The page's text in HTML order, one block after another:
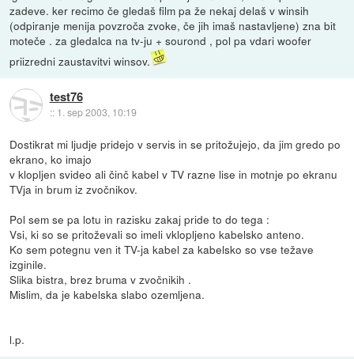
zadeve. ker recimo če gledaš film pa že nekaj delaš v winsih
(odpiranje menija povzroča zvoke, če jih imaš nastavljene) zna bit
moteče . za gledalca na tv-ju + sourond , pol pa vdari woofer
priizredni zaustavitvi winsov.
test76
:: 1. sep 2003, 10:19
Dostikrat mi ljudje pridejo v servis in se pritožujejo, da jim gredo po
ekrano, ko imajo
v klopljen svideo ali činč kabel v TV razne lise in motnje po ekranu
TVja in brum iz zvočnikov.
Pol sem se pa lotu in razisku zakaj pride to do tega :
Vsi, ki so se pritoževali so imeli vklopljeno kabelsko anteno.
Ko sem potegnu ven it TV-ja kabel za kabelsko so vse težave
izginile.
Slika bistra, brez bruma v zvočnikih .
Mislim, da je kabelska slabo ozemljena.
l.p.